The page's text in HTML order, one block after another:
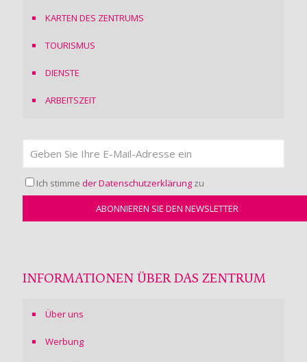
KARTEN DES ZENTRUMS
TOURISMUS
DIENSTE
ARBEITSZEIT
Ich stimme der Datenschutzerklärung zu
INFORMATIONEN ÜBER DAS ZENTRUM
Über uns
Werbung